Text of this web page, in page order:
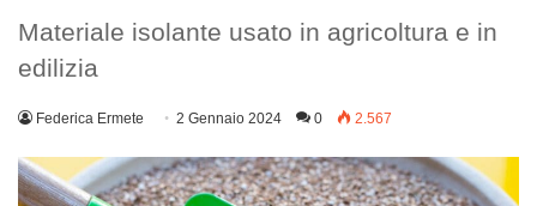
Materiale isolante usato in agricoltura e in
edilizia
Federica Ermete 2 Gennaio 2024 0 2.567